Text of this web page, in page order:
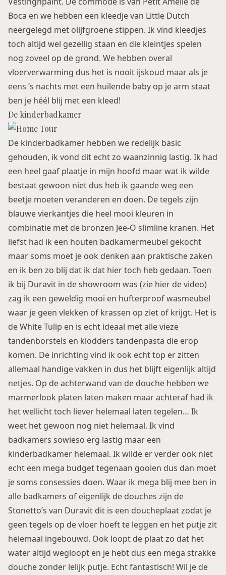
Boca en we hebben een kleedje van Little Dutch
neergelegd met olijfgroene stippen. Ik vind kleedjes
toch altijd wel gezellig staan en die kleintjes spelen
nog zoveel op de grond. We hebben overal
vloerverwarming dus het is nooit ijskoud maar als je
eens ’s nachts met een huilende baby op je arm staat
ben je héél blij met een kleed!
De kinderbadkamer
De kinderbadkamer hebben we redelijk basic
gehouden, ik vond dit echt zo waanzinnig lastig. Ik had
een heel gaaf plaatje in mijn hoofd maar wat ik wilde
bestaat gewoon niet dus heb ik gaande weg een
beetje moeten veranderen en doen. De tegels zijn
blauwe vierkantjes die heel mooi kleuren in
combinatie met de bronzen Jee-O slimline kranen. Het
liefst had ik een houten badkamermeubel gekocht
maar soms moet je ook denken aan praktische zaken
en ik ben zo blij dat ik dat hier toch heb gedaan. Toen
ik bij Duravit in de showroom was (zie hier de video)
zag ik een geweldig mooi en hufterproof wasmeubel
waar je geen vlekken of krassen op ziet of krijgt. Het is
deWhite Tulip en is echt ideaal met alle vieze
tandenborstels en klodders tandenpasta die erop
komen. De inrichting vind ik ook echt top er zitten
allemaal handige vakken in dus het blijft eigenlijk altijd
netjes. Op de achterwand van de douche hebben we
marmerlook platen laten maken maar achteraf had ik
het wellicht toch liever helemaal laten tegelen… Ik
weet het gewoon nog niet helemaal. Ik vind
badkamers sowieso erg lastig maar een
kinderbadkamer helemaal. Ik wilde er verder ook niet
echt een mega budget tegenaan gooien dus dan moet
je soms consessies doen. Waar ik mega blij mee ben in
alle badkamers of eigenlijk de douches zijn de
Stonetto’s van Duravit dit is een doucheplaat zodat je
geen tegels op de vloer hoeft te leggen en het putje zit
helemaal ingebouwd. Ook loopt de plaat zo dat het
water altijd wegloopt en je hebt dus een mega strakke
douche zonder lelijk putje. Echt fantastisch! Wil je de